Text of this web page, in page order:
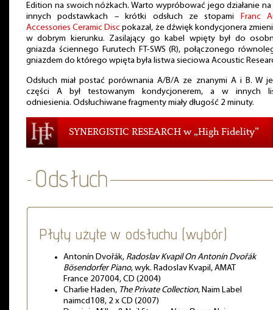
Edition na swoich nóżkach. Warto wypróbować jego działanie na
innych podstawkach – krótki odsłuch ze stopami
Franc
Accessories Ceramic Disc pokazał, że dźwięk kondycjonera
w dobrym kierunku. Zasilający go kabel wpięty był do
gniazda ściennego Furutech FT-SWS (R), połączonego
gniazdem do którego wpięta była listwa sieciowa Acoustic
Odsłuch miał postać porównania A/B/A ze znanymi A i B. W
części A był testowanym kondycjonerem, a w innych
odniesienia. Odsłuchiwane fragmenty miały długość 2 minuty.
SYNERGISTIC RESEARCH w „High Fidelity”
Płyty użyte w odsłuchu (wybór)
Antonín Dvořák, Radoslav Kvapil On Antonín Dvořák
Bösendorfer Piano, wyk. Radoslav Kvapil, AMAT
France 207004, CD (2004)
Charlie Haden, The Private Collection, Naim Label
naimcd108, 2 x CD (2007)